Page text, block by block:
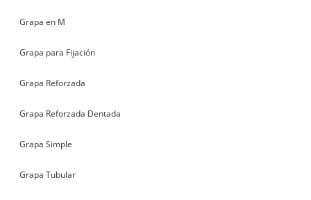
Grapa en M
Grapa para Fijación
Grapa Reforzada
Grapa Reforzada Dentada
Grapa Simple
Grapa Tubular